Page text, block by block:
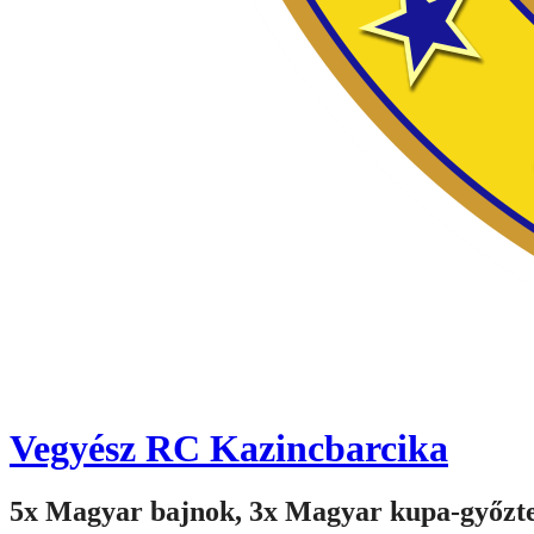
Vegyész RC Kazincbarcika
5x Magyar bajnok, 3x Magyar kupa-